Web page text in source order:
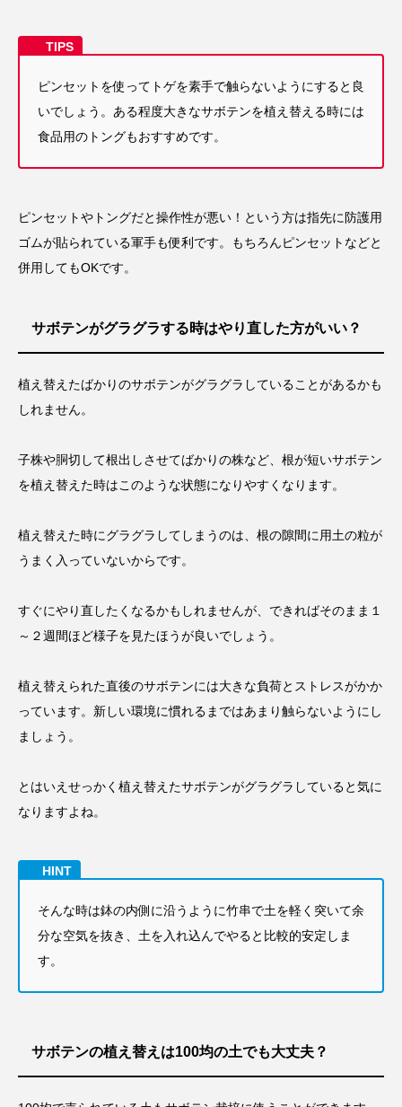
ピンセットを使ってトゲを素手で触らないようにすると良
いでしょう。ある程度大きなサボテンを植え替える時には
食品用のトングもおすすめです。
ピンセットやトングだと操作性が悪い！という方は指先に防護用
ゴムが貼られている軍手も便利です。もちろんピンセットなどと
併用してもOKです。
サボテンがグラグラする時はやり直した方がいい？
植え替えたばかりのサボテンがグラグラしていることがあるかも
しれません。
子株や胴切して根出しさせてばかりの株など、根が短いサボテン
を植え替えた時はこのような状態になりやすくなります。
植え替えた時にグラグラしてしまうのは、根の隙間に用土の粒が
うまく入っていないからです。
すぐにやり直したくなるかもしれませんが、できればそのまま１
～２週間ほど様子を見たほうが良いでしょう。
植え替えられた直後のサボテンには大きな負荷とストレスがかか
っています。新しい環境に慣れるまではあまり触らないようにし
ましょう。
とはいえせっかく植え替えたサボテンがグラグラしていると気に
なりますよね。
そんな時は鉢の内側に沿うように竹串で土を軽く突いて余
分な空気を抜き、土を入れ込んでやると比較的安定しま
す。
サボテンの植え替えは100均の土でも大丈夫？